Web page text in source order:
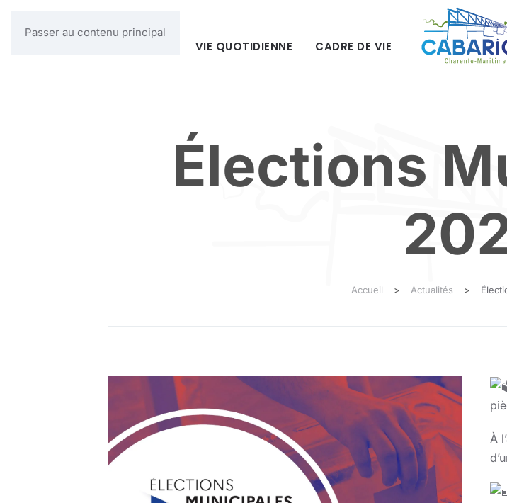
Passer au contenu principal
VIE QUOTIDIENNE CADRE DE VIE
Élections
Accueil Actualités
À